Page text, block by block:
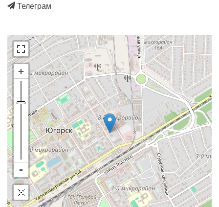
Телеграм